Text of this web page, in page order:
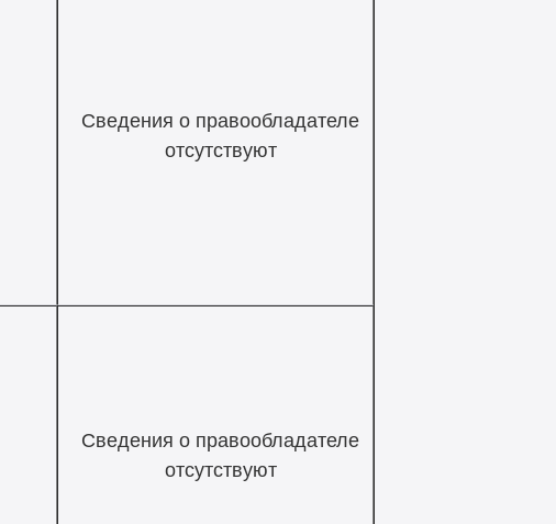
Сведения о правообладателе
отсутствуют
Сведения о правообладателе
отсутствуют